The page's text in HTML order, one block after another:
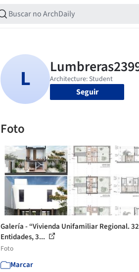
Seguir
Foto
Galería - “Vivienda Unifamiliar Regional. 32
Entidades, 3...
Foto
Marcar